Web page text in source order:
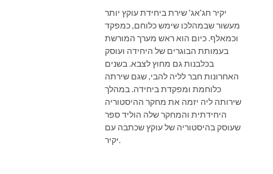
יקיר חג'אג' שירת ביחידת עוקץ יותר
מעשור שבמהלכו שימש כלוחם, כמפקד
וכמאלף. כיום הוא ראש מערך המורשת
בעמותת הבוגרים של היחידה ועוסק
בכלבנות גם מחוץ לצבא. בשנים
האחרונות חבר לליה להבי, שגם שירתה
כלוחמת ומפקדת ביחידה. במהלך
שירותה ליה יזמה את מחקר ההיסטוריה
היחידתית והמחקר שלה הוליד ספר
שעוסק בהיסטוריה של עוקץ שכתבה עם
יקיר.